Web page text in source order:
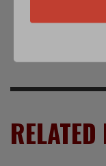
ukrainien
dans l'est de